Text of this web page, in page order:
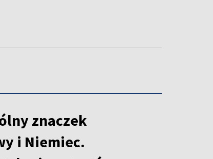
znaczek
i Niemiec.